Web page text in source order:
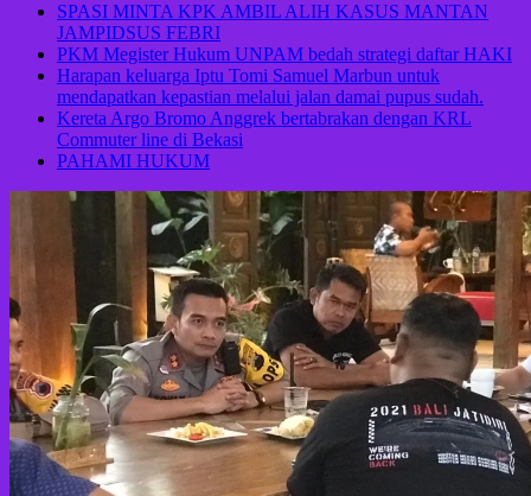
SPASI MINTA KPK AMBIL ALIH KASUS MANTAN
JAMPIDSUS FEBRI
PKM Megister Hukum UNPAM bedah strategi daftar HAKI
Harapan keluarga Iptu Tomi Samuel Marbun untuk
mendapatkan kepastian melalui jalan damai pupus sudah.
Kereta Argo Bromo Anggrek bertabrakan dengan KRL
Commuter line di Bekasi
PAHAMI HUKUM